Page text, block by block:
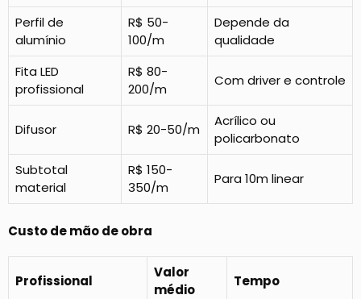
Perfil de
alumínio
R$ 50-
100/m
Depende da
qualidade
Fita LED
profissional
R$ 80-
200/m
Com driver e controle
Difusor R$ 20-50/m
Acrílico ou
policarbonato
Subtotal
material
R$ 150-
350/m
Para 10m linear
Custo de mão de obra
Profissional
Valor
médio
Tempo